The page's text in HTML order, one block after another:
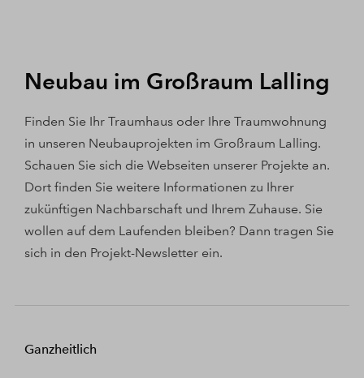
Neubau im Großraum Lalling
Finden Sie Ihr Traumhaus oder Ihre Traumwohnung
in unseren Neubauprojekten im Großraum Lalling.
Schauen Sie sich die Webseiten unserer Projekte an.
Dort finden Sie weitere Informationen zu Ihrer
zukünftigen Nachbarschaft und Ihrem Zuhause. Sie
wollen auf dem Laufenden bleiben? Dann tragen Sie
sich in den Projekt-Newsletter ein.
Ganzheitlich